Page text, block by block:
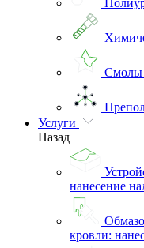
Смолы
Услуги
Назад
нанесение
кровли: